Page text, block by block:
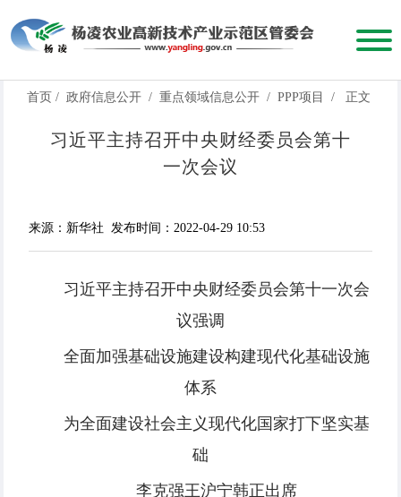
首页 / 政府信息公开 / 重点领域信息公开 / PPP项目 / 正文
习近平主持召开中央财经委员会第十
一次会议
来源：新华社 发布时间：2022-04-29 10:53
习近平主持召开中央财经委员会第十一次会
议强调
全面加强基础设施建设构建现代化基础设施
体系
为全面建设社会主义现代化国家打下坚实基
础
李克强王沪宁韩正出席